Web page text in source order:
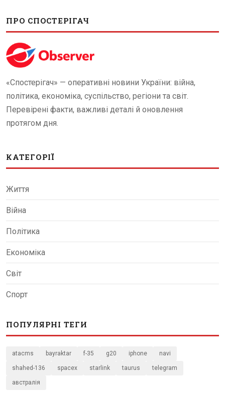
ПРО СПОСТЕРІГАЧ
«Спостерігач» — оперативні новини України: війна,
політика, економіка, суспільство, регіони та світ.
Перевірені факти, важливі деталі й оновлення
протягом дня.
КАТЕГОРІЇ
Життя
Війна
Політика
Економіка
Світ
Спорт
ПОПУЛЯРНІ ТЕГИ
atacms bayraktar f-35 g20 iphone navi
shahed-136 spacex starlink taurus telegram
австралія